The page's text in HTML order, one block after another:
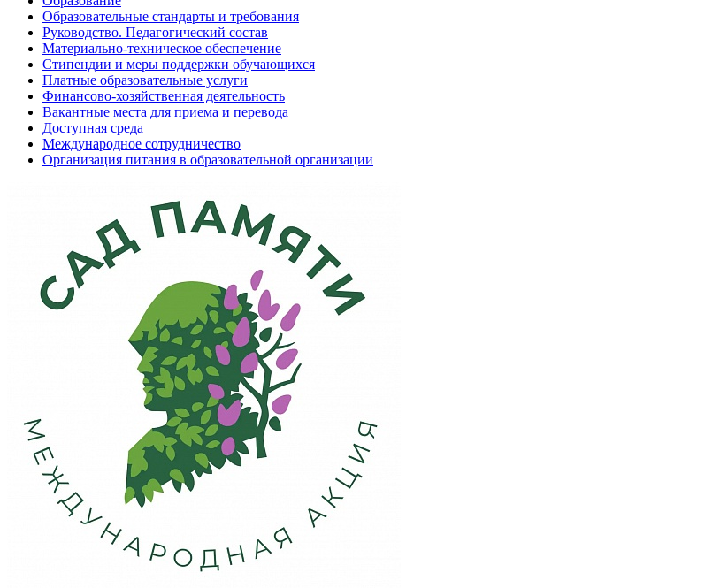
Образовательные стандарты и требования
Руководство. Педагогический состав
Материально-техническое обеспечение
Стипендии и меры поддержки обучающихся
Платные образовательные услуги
Финансово-хозяйственная деятельность
Вакантные места для приема и перевода
Доступная среда
Международное сотрудничество
Организация питания в образовательной организации